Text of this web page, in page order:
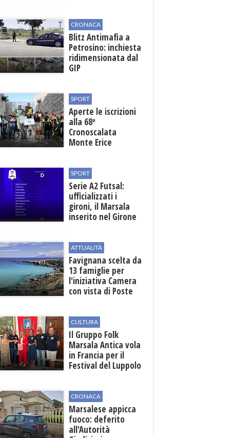
CRONACA
Blitz Antimafia a
Petrosino: inchiesta
ridimensionata dal
GIP
SPORT
Aperte le iscrizioni
alla 68ª
Cronoscalata
Monte Erice
SPORT
Serie A2 Futsal:
ufficializzati i
gironi, il Marsala
inserito nel Girone
ATTUALITÀ
Favignana scelta da
13 famiglie per
l'iniziativa Camera
con vista di Poste
CULTURA
Il Gruppo Folk
Marsala Antica vola
in Francia per il
Festival del Luppolo
CRONACA
Marsalese appicca
fuoco: deferito
all'Autorità